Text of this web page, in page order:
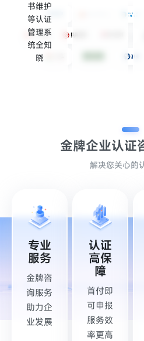
书维护
等认证
管理系
统全知
晓
金牌企业认证
解决您关心的
专业
服务
金牌咨
询服务
助力企
业发展
认证
高保
障
首付即
可申报
服务效
率更高